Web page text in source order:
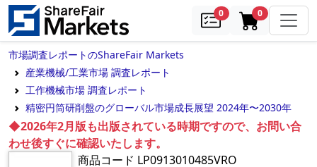
0samples0in cart
市場調査レポートのShareFair Markets
産業機械/工業市場 調査レポート
工作機械市場 調査レポート
精密円筒研削盤のグローバル市場成長展望 2024年〜2030年
◆2026年2月版も出版されている時期ですので、お問い合
わせ後すぐに確認いたします。
商品コード LP0913010485VRO